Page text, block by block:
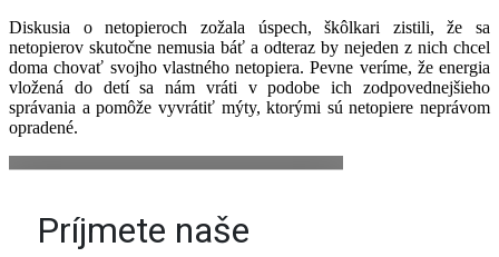
Diskusia o netopieroch zožala úspech, škôlkari zistili, že sa
netopierov skutočne nemusia báť a odteraz by nejeden z nich chcel
doma chovať svojho vlastného netopiera. Pevne veríme, že energia
vložená do detí sa nám vráti v podobe ich zodpovednejšieho
správania a pomôže vyvrátiť mýty, ktorými sú netopiere neprávom
opradené.